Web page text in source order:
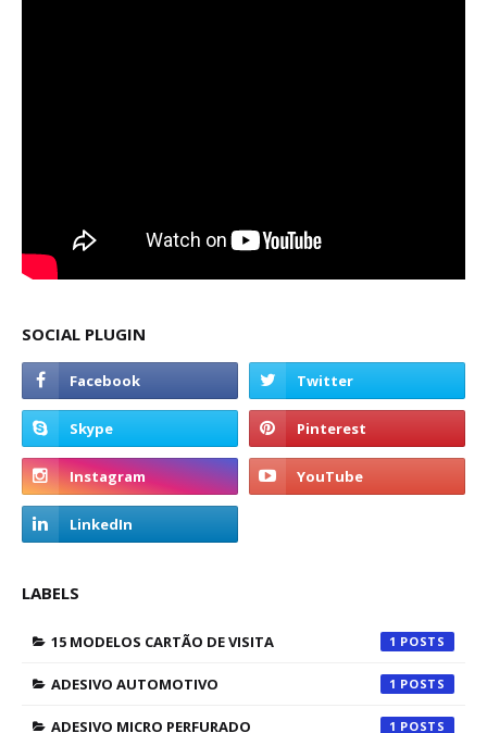
SOCIAL PLUGIN
LABELS
15 MODELOS CARTÃO DE VISITA 1
ADESIVO AUTOMOTIVO 1
ADESIVO MICRO PERFURADO 1